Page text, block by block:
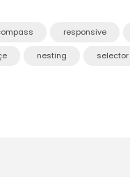
responsive
nesting